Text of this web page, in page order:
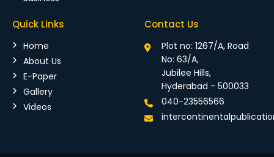
Quick Links
Home
About Us
E-Paper
Gallery
Videos
Contact Us
Plot no: 1267/A, Road
No: 63/A,
Jubilee Hills,
Hyderabad - 500033
040-23556566